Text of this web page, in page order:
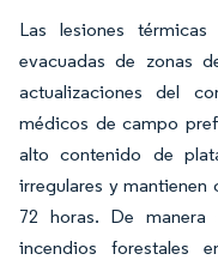
Las lesiones
evacuadas de zonas
actualizaciones del
médicos de campo
alto contenido de
irregulares y mantienen
72 horas. De manera
incendios forestales